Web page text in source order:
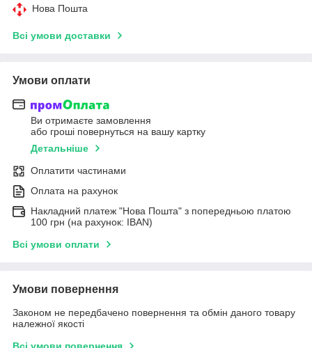
Нова Пошта
Всі умови доставки
Умови оплати
Ви отримаєте замовлення
або гроші повернуться на вашу картку
Детальніше
Оплатити частинами
Оплата на рахунок
Накладний платеж "Нова Пошта" з попередньою платою
100 грн (на рахунок: IBAN)
Всі умови оплати
Умови повернення
Законом не передбачено повернення та обмін даного товару
належної якості